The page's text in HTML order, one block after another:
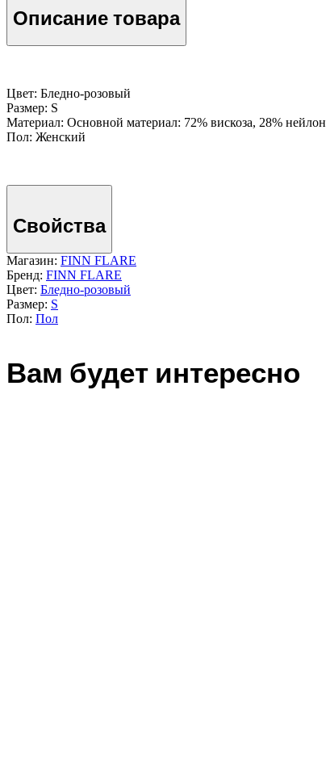
Описание товара
Цвет: Бледно-розовый
Размер: S
Материал: Основной материал: 72% вискоза, 28% нейлон
Пол: Женский
Свойства
Магазин: FINN FLARE
Бренд: FINN FLARE
Цвет: Бледно-розовый
Размер: S
Пол: Пол
Вам будет интересно